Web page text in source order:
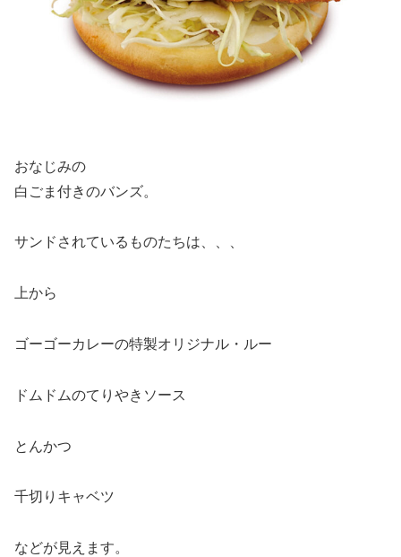
おなじみの
白ごま付きのバンズ。
サンドされているものたちは、、、
上から
ゴーゴーカレーの特製オリジナル・ルー
ドムドムのてりやきソース
とんかつ
千切りキャベツ
などが見えます。